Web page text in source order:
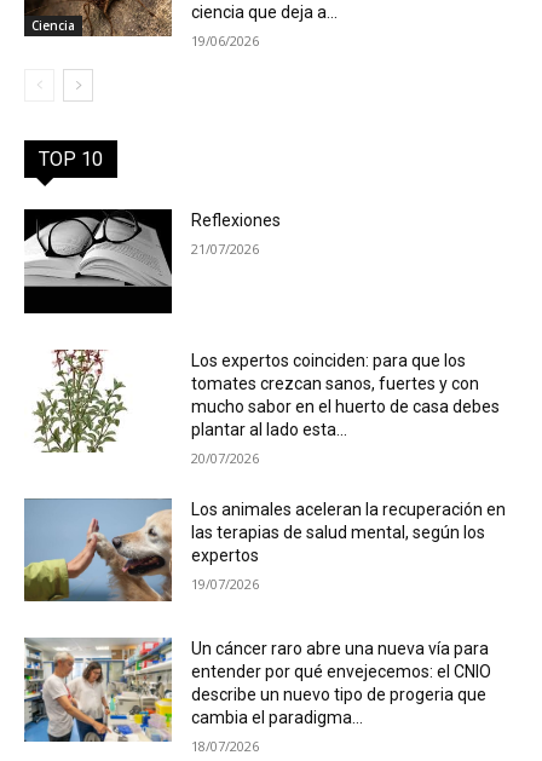
Ciencia
ciencia que deja a...
19/06/2026
TOP 10
Reflexiones
21/07/2026
Los expertos coinciden: para que los
tomates crezcan sanos, fuertes y con
mucho sabor en el huerto de casa debes
plantar al lado esta...
20/07/2026
Los animales aceleran la recuperación en
las terapias de salud mental, según los
expertos
19/07/2026
Un cáncer raro abre una nueva vía para
entender por qué envejecemos: el CNIO
describe un nuevo tipo de progeria que
cambia el paradigma...
18/07/2026